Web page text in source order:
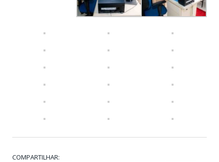
COMPARTILHAR: